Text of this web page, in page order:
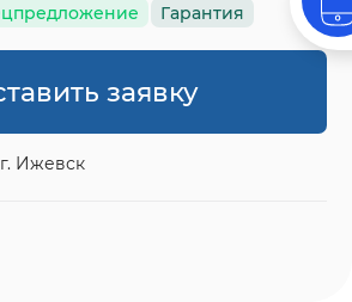
Гарантия
заявку
Ижевск